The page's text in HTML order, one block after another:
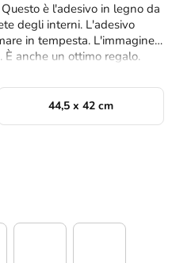
è l'adesivo in legno da
degli interni. L'adesivo
in tempesta. L'immagine
È anche un ottimo regalo.
44,5 x 42 cm